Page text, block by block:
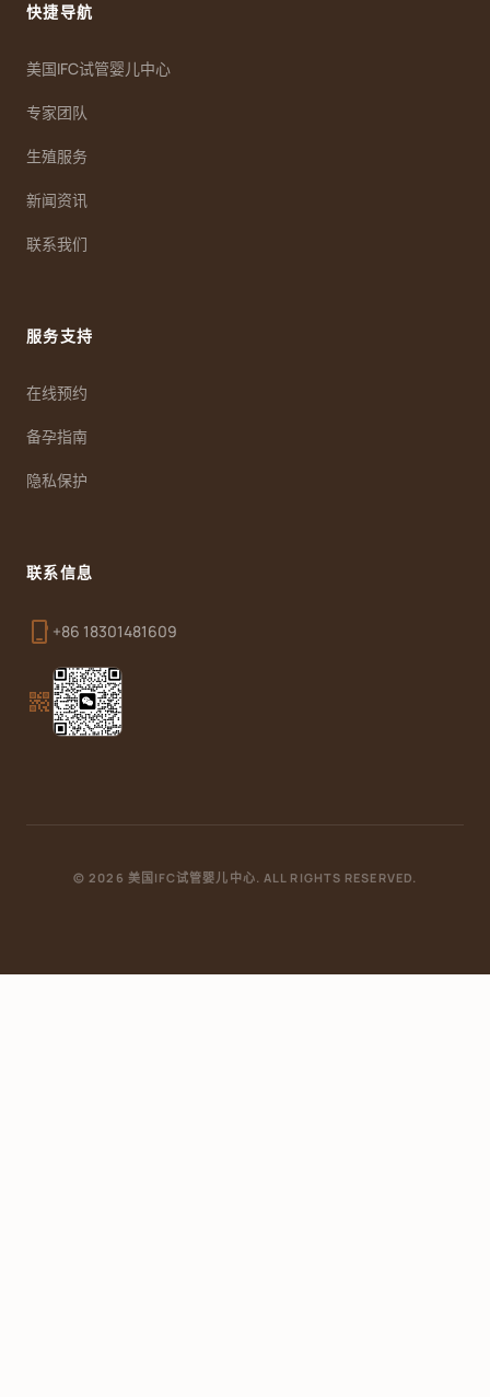
快捷导航
美国IFC试管婴儿中心
专家团队
生殖服务
新闻资讯
联系我们
服务支持
在线预约
备孕指南
隐私保护
联系信息
phone_iphone +86 18301481609
qr_code_2
© 2026 美国IFC试管婴儿中心. ALL RIGHTS RESERVED.